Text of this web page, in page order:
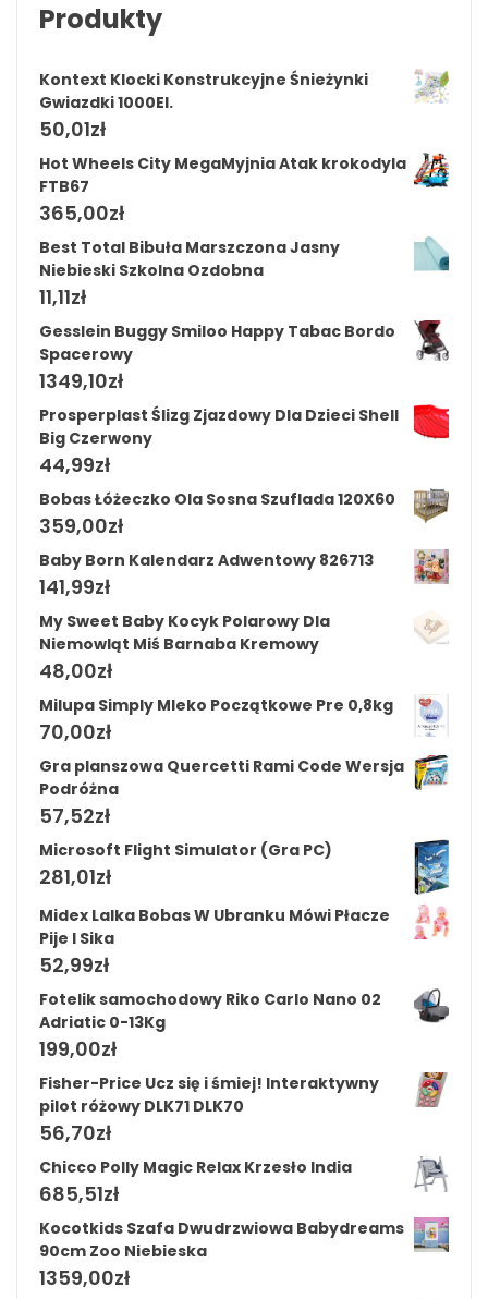
Produkty
Kontext Klocki Konstrukcyjne Śnieżynki
Gwiazdki 1000El.
50,01zł
Hot Wheels City MegaMyjnia Atak krokodyla
FTB67
365,00zł
Best Total Bibuła Marszczona Jasny
Niebieski Szkolna Ozdobna
11,11zł
Gesslein Buggy Smiloo Happy Tabac Bordo
Spacerowy
1349,10zł
Prosperplast Ślizg Zjazdowy Dla Dzieci Shell
Big Czerwony
44,99zł
Bobas Łóżeczko Ola Sosna Szuflada 120X60
359,00zł
Baby Born Kalendarz Adwentowy 826713
141,99zł
My Sweet Baby Kocyk Polarowy Dla
Niemowląt Miś Barnaba Kremowy
48,00zł
Milupa Simply Mleko Początkowe Pre 0,8kg
70,00zł
Gra planszowa Quercetti Rami Code Wersja
Podróżna
57,52zł
Microsoft Flight Simulator (Gra PC)
281,01zł
Midex Lalka Bobas W Ubranku Mówi Płacze
Pije I Sika
52,99zł
Fotelik samochodowy Riko Carlo Nano 02
Adriatic 0-13Kg
199,00zł
Fisher-Price Ucz się i śmiej! Interaktywny
pilot różowy DLK71 DLK70
56,70zł
Chicco Polly Magic Relax Krzesło India
685,51zł
Kocotkids Szafa Dwudrzwiowa Babydreams
90cm Zoo Niebieska
1359,00zł